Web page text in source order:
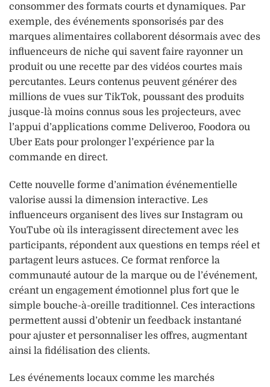
consommer des formats courts et dynamiques. Par
exemple, des événements sponsorisés par des
marques alimentaires collaborent désormais avec des
influenceurs de niche qui savent faire rayonner un
produit ou une recette par des vidéos courtes mais
percutantes. Leurs contenus peuvent générer des
millions de vues sur TikTok, poussant des produits
jusque-là moins connus sous les projecteurs, avec
l’appui d’applications comme Deliveroo, Foodora ou
Uber Eats pour prolonger l’expérience par la
commande en direct.
Cette nouvelle forme d’animation événementielle
valorise aussi la dimension interactive. Les
influenceurs organisent des lives sur Instagram ou
YouTube où ils interagissent directement avec les
participants, répondent aux questions en temps réel et
partagent leurs astuces. Ce format renforce la
communauté autour de la marque ou de l’événement,
créant un engagement émotionnel plus fort que le
simple bouche-à-oreille traditionnel. Ces interactions
permettent aussi d’obtenir un feedback instantané
pour ajuster et personnaliser les offres, augmentant
ainsi la fidélisation des clients.
Les événements locaux comme les marchés